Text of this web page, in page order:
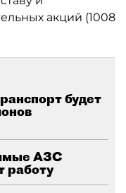
акций (1008
будет
АЗС
работу